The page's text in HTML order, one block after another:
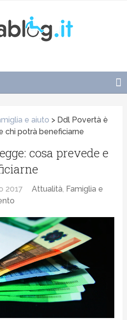
e aiuto > Ddl Povertà è
chi potrà beneficiarne
cosa prevede e
2017 Attualità, Famiglia e